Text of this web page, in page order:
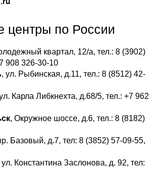
центры по России
квартал, 12/а, тел.: 8 (3902)
908 326-30-10
, ул. Рыбинская, д.11, тел.: 8 (8512) 42-
Карла Либкнехта, д.68/5, тел.: +7 962
, Окружное шоссе, д.6, тел.: 8 (8182)
Базовый, д.7, тел: 8 (3852) 57-09-55,
ул. Константина Заслонова, д. 92, тел: